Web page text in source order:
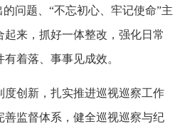
问题、“不忘初心、牢记使命”主
来，抓好一体整改，强化日常
着落、事事见成效。
度创新，扎实推进巡视巡察工作
监督体系，健全巡视巡察与纪